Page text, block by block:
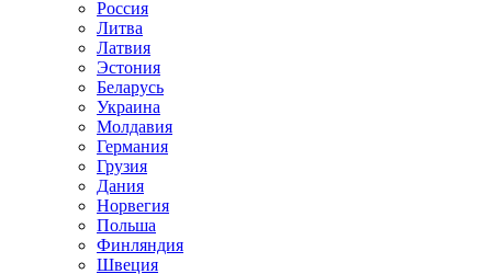
Россия
Литва
Латвия
Эстония
Беларусь
Украина
Молдавия
Германия
Грузия
Дания
Норвегия
Польша
Финляндия
Швеция